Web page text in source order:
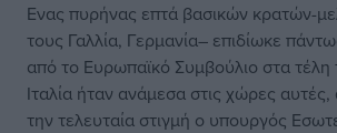
Ενας πυρήνας επτά βασικών κρατών-
τους Γαλλία, Γερμανία– επιδίωκε
από το Ευρωπαϊκό Συμβούλιο στα τέλη
Ιταλία ήταν ανάμεσα στις χώρες
την τελευταία στιγμή ο υπουργός